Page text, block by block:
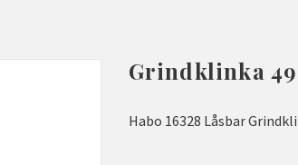
Grindklinka
Habo 16328 Låsbar